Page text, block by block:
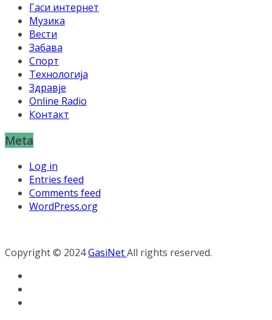
Гаси интернет
Музика
Вести
Забава
Спорт
Технологија
Здравје
Online Radio
Контакт
Meta
Log in
Entries feed
Comments feed
WordPress.org
Copyright © 2024GasiNetAll rights reserved.